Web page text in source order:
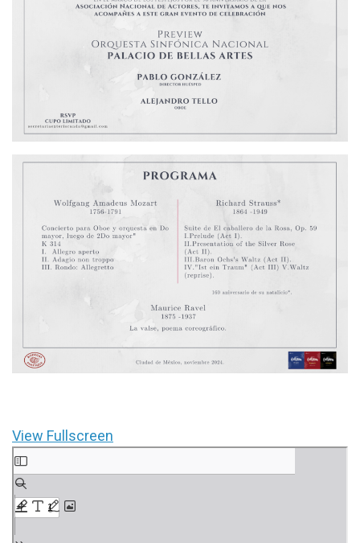
View Fullscreen
Saltar
al
contenido
del